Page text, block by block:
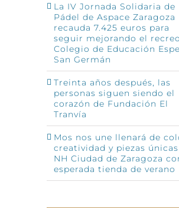
La IV Jornada Solidaria de
Pádel de Aspace Zaragoza
recauda 7.425 euros para
seguir mejorando el
Colegio de Educación
San Germán
Treinta años después, las
personas siguen siendo el
corazón de Fundación El
Tranvía
Mos nos une llenará de
creatividad y piezas
NH Ciudad de Zaragoza
esperada tienda de verano